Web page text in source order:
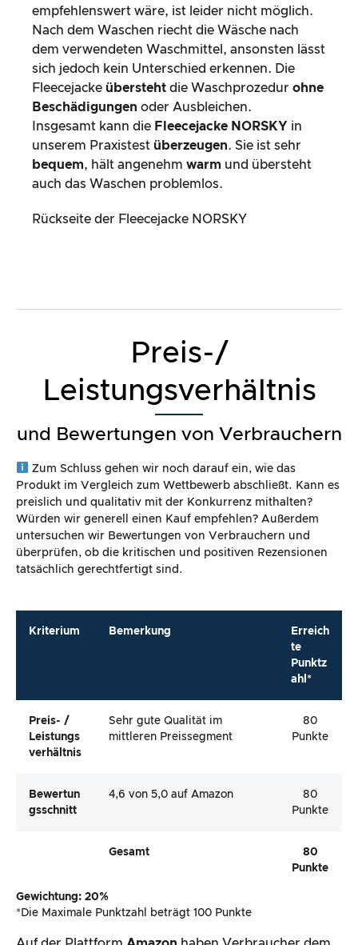
empfehlenswert wäre, ist leider nicht möglich.
Nach dem Waschen riecht die Wäsche nach
dem verwendeten Waschmittel, ansonsten lässt
sich jedoch kein Unterschied erkennen. Die
Fleecejacke übersteht die Waschprozedur ohne
Beschädigungen oder Ausbleichen.
Insgesamt kann die Fleecejacke NORSKY in
unserem Praxistest überzeugen. Sie ist sehr
bequem, hält angenehm warm und übersteht
auch das Waschen problemlos.
Rückseite der Fleecejacke NORSKY
Preis-/
Leistungsverhältnis
und Bewertungen von Verbrauchern
Zum Schluss gehen wir noch darauf ein, wie das
Produkt im Vergleich zum Wettbewerb abschließt. Kann es
preislich und qualitativ mit der Konkurrenz mithalten?
Würden wir generell einen Kauf empfehlen? Außerdem
untersuchen wir Bewertungen von Verbrauchern und
überprüfen, ob die kritischen und positiven Rezensionen
tatsächlich gerechtfertigt sind.
Kriterium Bemerkung
Erreich
te
Punktz
ahl*
Preis- /
Leistungs
Verhältnis
Sehr gute Qualität im
mittleren Preissegment
80
Punkte
Bewertun
Gsschnitt
4,6 von 5,0 auf Amazon
80
Punkte
Gesamt
80
Punkte
Gewichtung: 20%
*Die Maximale Punktzahl beträgt 100 Punkte